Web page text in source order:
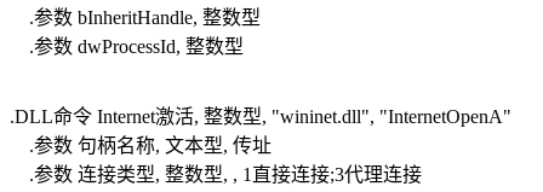
.参数 bInheritHandle, 整数型
.参数 dwProcessId, 整数型
.DLL命令 Internet激活, 整数型, "wininet.dll", "InternetOpenA"
.参数 句柄名称, 文本型, 传址
.参数 连接类型, 整数型, , 1直接连接;3代理连接